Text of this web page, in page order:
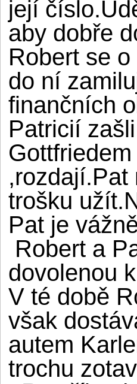
její
aby dobře
Robert se
do ní
finančních
Patricií
,rozdají.Pat
trošku
Pat je
Robert a
dovolenou
V té době
však
autem
trochu